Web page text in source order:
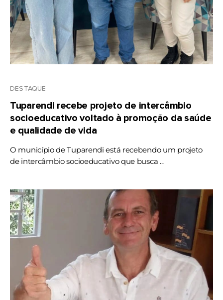
DESTAQUE
Tuparendi recebe projeto de intercâmbio
socioeducativo voltado à promoção da saúde
e qualidade de vida
O município de Tuparendi está recebendo um projeto
de intercâmbio socioeducativo que busca ...